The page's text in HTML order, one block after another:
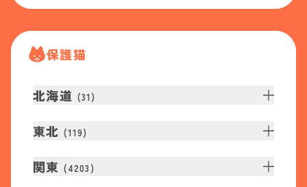
保護猫
北海道 (31 )
東北 (119)
関東 (4203 )